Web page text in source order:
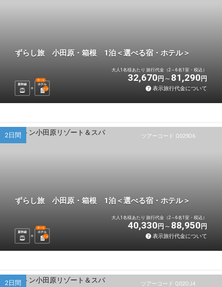
ずらし旅 小田原・箱根 1泊＜選べる宿・ホテル＞
新幹線 ホテル
選べる
1 泊
大人1名様あたり 旅行代金（2～6名1室・税込）
32,670 円 81,290 円
表示旅行代金について
ツアーコード Q029D6
2日間
ずらし旅 小田原・箱根 1泊＜選べる宿・ホテル＞
新幹線 ホテル
選べる
1 泊
大人1名様あたり 旅行代金（2～6名1室・税込）
40,330 円 88,950 円
表示旅行代金について
ツアーコード Q02OJ4
2日間